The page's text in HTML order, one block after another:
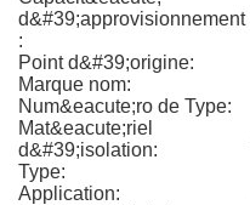
d&#39;approvisionnement
:
Point d&#39;origine:
Marque nom:
Num&eacute;ro de Type:
Mat&eacute;riel
d&#39;isolation:
Type:
Application: